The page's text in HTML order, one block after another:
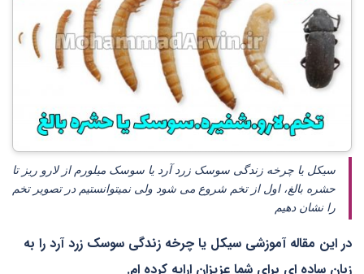
سیکل یا چرخه زندگی سوسک زرد آرد یا سوسک میلورم از لارو ریز تا
حشره بالغ، اول از تخم شروع می شود ولی نمیتوانستیم در تصویر تخم
را نشان دهیم
در این مقاله آموزشی سیکل یا چرخه زندگی سوسک زرد آرد را به
زبان ساده ای برای شما عزیزان ارایه کرده ام.